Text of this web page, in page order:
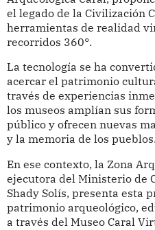
el legado de la Civilización
herramientas de realidad
recorridos 360°.
La tecnología se ha
acercar el patrimonio
través de experiencias
los museos amplían sus
público y ofrecen nuevas
y la memoria de los pueblos.
En ese contexto, la Zona
ejecutora del Ministerio de
Shady Solís, presenta esta
patrimonio arqueológico,
a través del Museo Caral